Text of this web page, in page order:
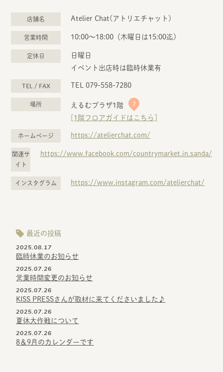
店舗名 Atelier Chat(アトリエチャット)
営業時間 10:00～18:00（木曜日は15:00迄)
定休日
日曜日
イベント出店時は臨時休業有
TEL / FAX TEL 079-558-7280
場所 えるむプラザ1階 7
[1階フロアガイドはこちら]
ホームページ https://atelierchat.com/
関連サ
イト
https://www.facebook.com/countrymarket.in.sanda/
インスタグラム https://www.instagram.com/atelierchat/
最近の投稿
2025.08.17
臨時休業のお知らせ
2025.07.26
営業時間変更のお知らせ
2025.07.26
KISS PRESSさんが取材に来てくださいました♪
2025.07.26
夏休大作戦について
2025.07.26
8＆9月のカレンダーです